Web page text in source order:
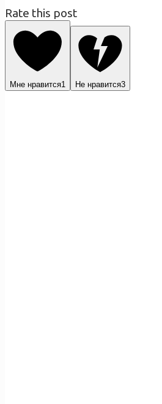
Rate this post
Мне нравится1 Не нравится3